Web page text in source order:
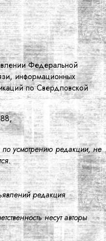
Федеральной
информационных
по Свердловской
усмотрению редакции, не
редакция
несут авторы